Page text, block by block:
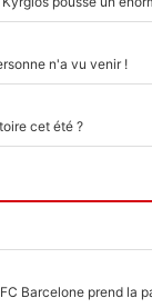
n'a vu venir !
cet été ?